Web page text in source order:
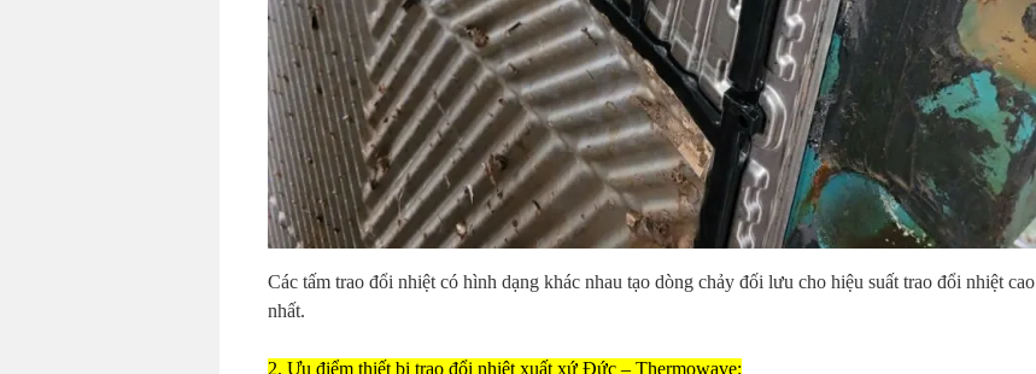
Các tấm trao đổi nhiệt có hình dạng khác nhau tạo dòng chảy đối lưu cho hiệu suất trao đổi nhiệt cao
nhất.
2. Ưu điểm thiết bị trao đổi nhiệt xuất xứ Đức – Thermowave: